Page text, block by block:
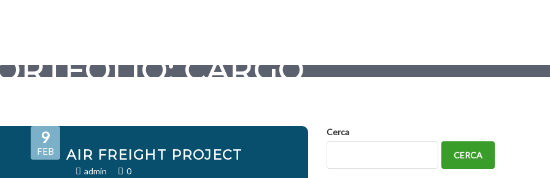
CARGO
AIR FREIGHT PROJECT
9
FEB
admin
0
Cerca
CERCA